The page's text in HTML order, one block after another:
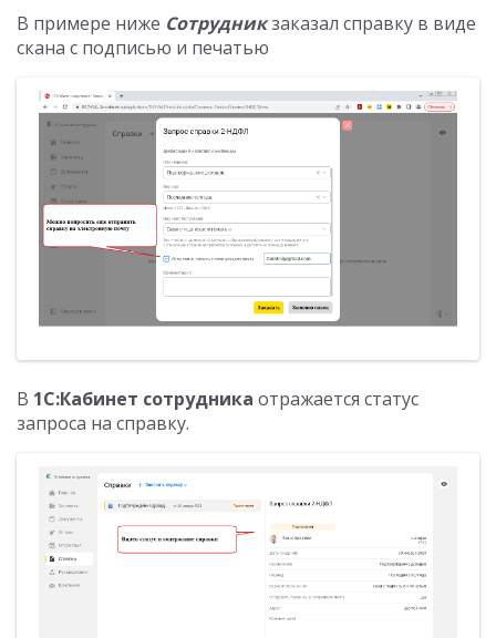
В примере ниже Сотрудникзаказал справку в виде
скана с подписью и печатью
В 1С:Кабинет сотрудника отражается статус
запроса на справку.